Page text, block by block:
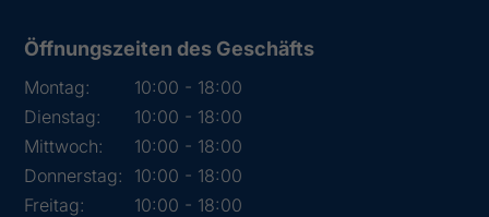
Öffnungszeiten des Geschäfts
Montag:
10:00 - 18:00
Dienstag:
10:00 - 18:00
Mittwoch:
10:00 - 18:00
Donnerstag:
10:00 - 18:00
Freitag:
10:00 - 18:00